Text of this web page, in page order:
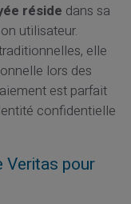
réside dans sa
utilisateur.
elle
lors des
est parfait
confidentielle
pour